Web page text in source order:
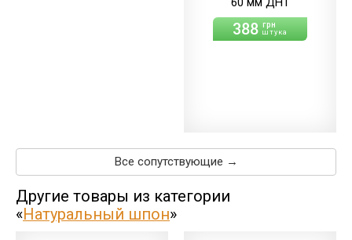
388 грн
штука
Все сопутствующие →
Другие товары из категории
«Натуральный шпон»